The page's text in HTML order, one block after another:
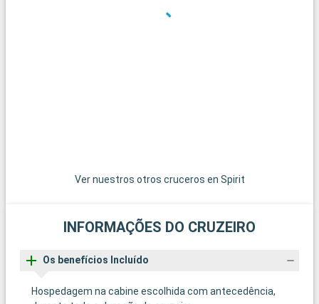
Ver nuestros otros cruceros en Spirit
INFORMAÇÕES DO CRUZEIRO
Os benefícios Incluído
Hospedagem na cabine escolhida com antecedência,